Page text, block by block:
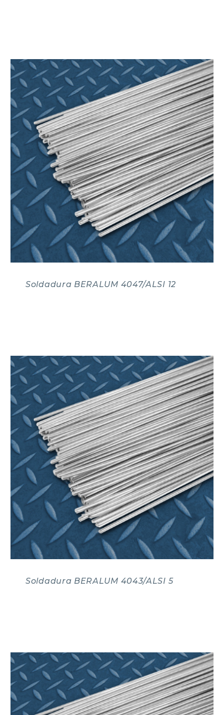
Soldadura BERALUM 4047/ALSI 12
Soldadura BERALUM 4043/ALSI 5